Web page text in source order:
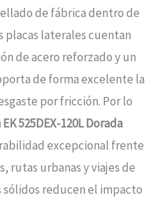
de fábrica dentro de
placas laterales cuentan
de acero reforzado y un
de forma excelente la
por fricción. Por lo
525DEX-120L Dorada
excepcional frente
rutas urbanas y viajes de
reducen el impacto